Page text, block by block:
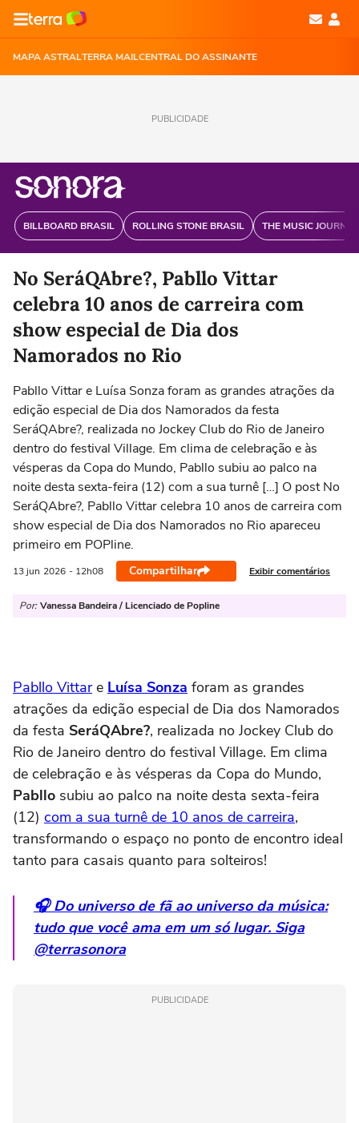
MAPA ASTRALTERRA MAILCENTRAL DO ASSINANTE
PUBLICIDADE
BILLBOARD BRASIL ROLLING STONE BRASIL THE MUSIC
No SeráQAbre?, Pabllo Vittar
celebra 10 anos de carreira com
show especial de Dia dos
Namorados no Rio
Pabllo Vittar e Luísa Sonza foram as grandes atrações da
edição especial de Dia dos Namorados da festa
SeráQAbre?, realizada no Jockey Club do Rio de Janeiro
dentro do festival Village. Em clima de celebração e às
vésperas da Copa do Mundo, Pabllo subiu ao palco na
noite desta sexta-feira (12) com a sua turnê […] O post No
SeráQAbre?, Pabllo Vittar celebra 10 anos de carreira com
show especial de Dia dos Namorados no Rio apareceu
primeiro em POPline.
13 jun 2026 - 12h08 Compartilhar Exibir comentários
Por: Vanessa Bandeira / Licenciado de Popline
Pabllo Vittare Luísa Sonza foram as grandes
atrações da edição especial de Dia dos Namorados
da festa SeráQAbre?, realizada no Jockey Club do
Rio de Janeiro dentro do festival Village. Em clima
de celebração e às vésperas da Copa do Mundo,
Pabllo subiu ao palco na noite desta sexta-feira
(12) com a sua turnê de 10 anos de carreira,
transformando o espaço no ponto de encontro ideal
tanto para casais quanto para solteiros!
🎧 Do universo de fã ao universo da música:
tudo que você ama em um só lugar. Siga
@terrasonora
PUBLICIDADE